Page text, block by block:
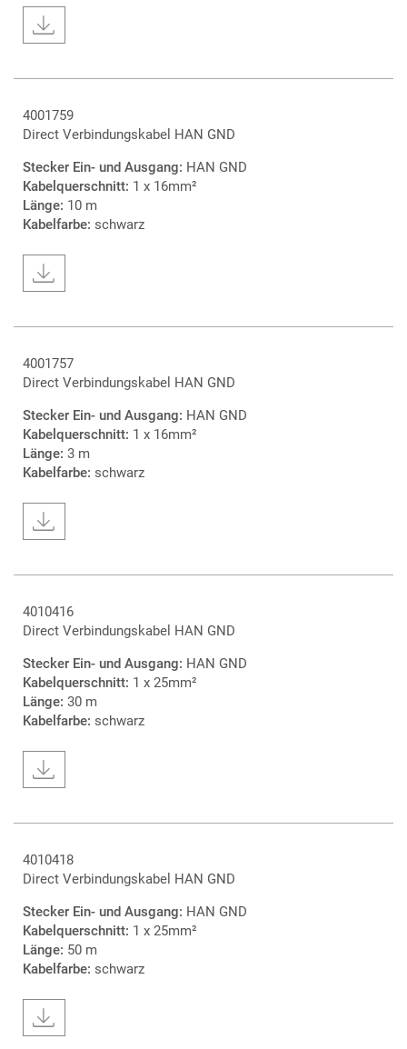
4001759
Direct Verbindungskabel HAN GND
Stecker Ein- und Ausgang: HAN GND
Kabelquerschnitt: 1 x 16mm²
Länge: 10 m
Kabelfarbe: schwarz
4001757
Direct Verbindungskabel HAN GND
Stecker Ein- und Ausgang: HAN GND
Kabelquerschnitt: 1 x 16mm²
Länge: 3 m
Kabelfarbe: schwarz
4010416
Direct Verbindungskabel HAN GND
Stecker Ein- und Ausgang: HAN GND
Kabelquerschnitt: 1 x 25mm²
Länge: 30 m
Kabelfarbe: schwarz
4010418
Direct Verbindungskabel HAN GND
Stecker Ein- und Ausgang: HAN GND
Kabelquerschnitt: 1 x 25mm²
Länge: 50 m
Kabelfarbe: schwarz